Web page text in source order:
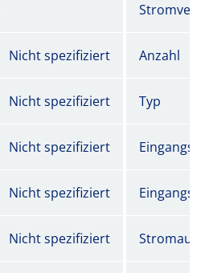
Nicht spezifiziert Anzahl
Nicht spezifiziert Typ
Nicht spezifiziert
Nicht spezifiziert
Nicht spezifiziert